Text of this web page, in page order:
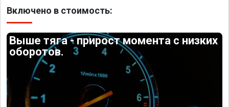
Включено в стоимость:
Выше тяга - прирост момента с низких
оборотов.